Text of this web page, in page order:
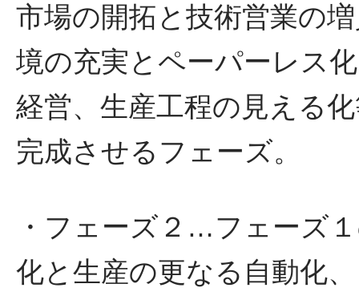
市場の開拓と技術営業の
境の充実とペーパーレス
経営、生産工程の見える
完成させるフェーズ。
・フェーズ２…フェーズ
化と生産の更なる自動化、